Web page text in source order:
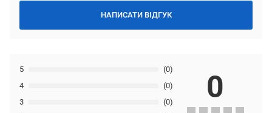
НАПИСАТИ ВІДГУК
3 (0)
4 (0)
5 (0)
0